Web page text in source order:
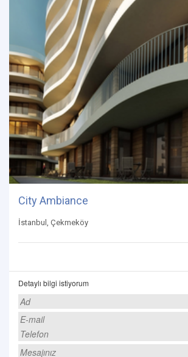
City Ambiance
İstanbul, Çekmeköy
Detaylı bilgi istiyorum